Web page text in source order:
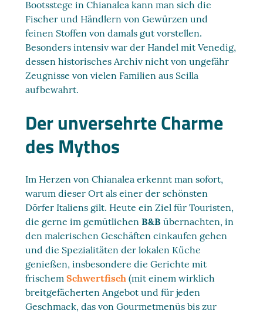
Bootsstege in Chianalea kann man sich die
Fischer und Händlern von Gewürzen und
feinen Stoffen von damals gut vorstellen.
Besonders intensiv war der Handel mit Venedig,
dessen historisches Archiv nicht von ungefähr
Zeugnisse von vielen Familien aus Scilla
aufbewahrt.
Der unversehrte Charme
des Mythos
Im Herzen von Chianalea erkennt man sofort,
warum dieser Ort als einer der schönsten
Dörfer Italiens gilt. Heute ein Ziel für Touristen,
die gerne im gemütlichen B&Bübernachten, in
den malerischen Geschäften einkaufen gehen
und die Spezialitäten der lokalen Küche
genießen, insbesondere die Gerichte mit
frischemSchwertfisch (mit einem wirklich
breitgefächerten Angebot und für jeden
Geschmack, das von Gourmetmenüs bis zur